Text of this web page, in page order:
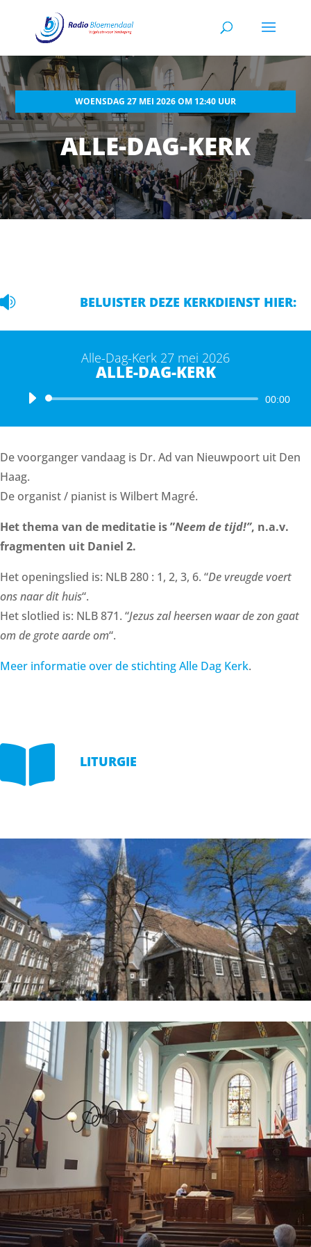
WOENSDAG 27 MEI 2026 OM 12:40 UUR
ALLE-DAG-KERK
 BELUISTER DEZE KERKDIENST HIER:
Alle-Dag-Kerk 27 mei 2026
ALLE-DAG-KERK
Audiospeler 00:00
De voorganger vandaag is Dr. Ad van Nieuwpoort uit Den
Haag.
De organist / pianist is Wilbert Magré.
Het thema van de meditatie is ”Neem de tijd!”, n.a.v.
fragmenten uit Daniel 2.
Het openingslied is: NLB 280 : 1, 2, 3, 6. “De vreugde voert
ons naar dit huis“.
Het slotlied is: NLB 871. “Jezus zal heersen waar de zon gaat
om de grote aarde om“.
Meer informatie over de stichting Alle Dag Kerk.
 LITURGIE